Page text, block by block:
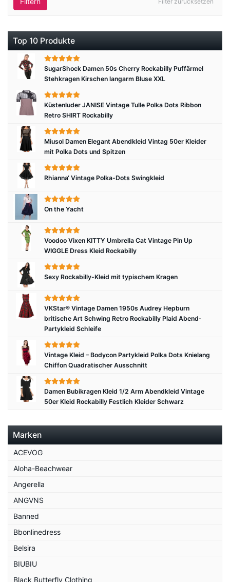
Top 10 Produkte
SugarShock Damen 50s Cherry Rockabilly Puffärmel
Stehkragen Kirschen langarm Bluse XXL
Küstenluder JANISE Vintage Tulle Polka Dots Ribbon
Retro SHIRT Rockabilly
Miusol Damen Elegant Abendkleid Vintag 50er Kleider
mit Polka Dots und Spitzen
Rhianna‘ Vintage Polka-Dots Swingkleid
On the Yacht
Voodoo Vixen KITTY Umbrella Cat Vintage Pin Up
WIGGLE Dress Kleid Rockabilly
Sexy Rockabilly-Kleid mit typischem Kragen
VKStar® Vintage Damen 1950s Audrey Hepburn
britische Art Schwing Retro Rockabilly Plaid Abend-
Partykleid Schleife
Vintage Kleid – Bodycon Partykleid Polka Dots Knielang
Chiffon Quadratischer Ausschnitt
Damen Bubikragen Kleid 1/2 Arm Abendkleid Vintage
50er Kleid Rockabilly Festlich Kleider Schwarz
Marken
ACEVOG
Aloha-Beachwear
Angerella
ANGVNS
Banned
Bbonlinedress
Belsira
BIUBIU
Black Butterfly Clothing